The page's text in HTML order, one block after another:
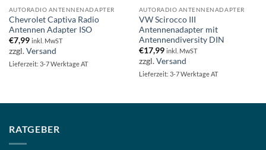
AUTORADIO ANTENNENADAPTER
Chevrolet Captiva Radio
Antennen Adapter ISO
€7,99 inkl. MwST
zzgl.Versand
Lieferzeit: 3-7 Werktage AT
AUTORADIO ANTENNENADAPTER
VW Scirocco III
Antennenadapter mit
Antennendiversity DIN
€17,99 inkl. MwST
zzgl.Versand
Lieferzeit: 3-7 Werktage AT
RATGEBER